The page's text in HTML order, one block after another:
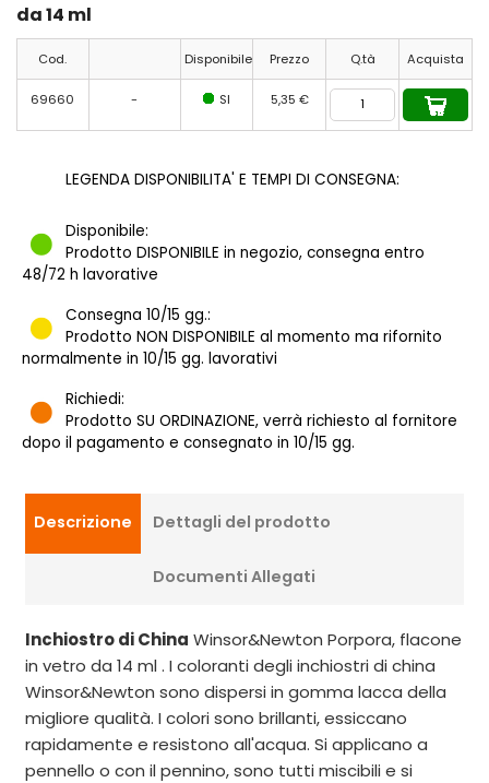
da 14 ml
Cod. Disponibile Prezzo Q.tà Acquista
69660 - SI 5,35 €
LEGENDA DISPONIBILITA' E TEMPI DI CONSEGNA:
Disponibile:
Prodotto DISPONIBILE in negozio, consegna entro
48/72 h lavorative
Consegna 10/15 gg.:
Prodotto NON DISPONIBILE al momento ma rifornito
normalmente in 10/15 gg. lavorativi
Richiedi:
Prodotto SU ORDINAZIONE, verrà richiesto al fornitore
dopo il pagamento e consegnato in 10/15 gg.
Descrizione Dettagli del prodotto
Documenti Allegati
Inchiostro di China Winsor&Newton Porpora, flacone
in vetro da 14 ml . I coloranti degli inchiostri di china
Winsor&Newton sono dispersi in gomma lacca della
migliore qualità. I colori sono brillanti, essiccano
rapidamente e resistono all'acqua. Si applicano a
pennello o con il pennino, sono tutti miscibili e si